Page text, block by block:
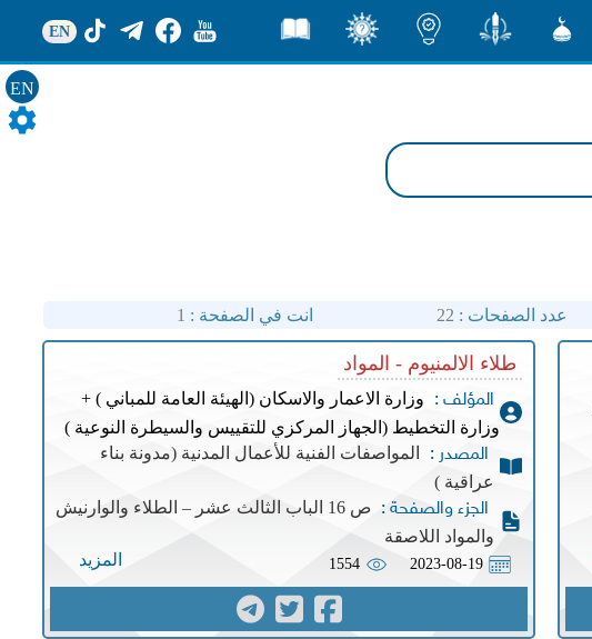
EN
EN
عدد الصفحات : 22 انت في الصفحة : 1
طلاء الالمنيوم - المواد
المؤلف :
وزارة الاعمار والاسكان (الهيئة العامة للمباني ) +
وزارة التخطيط (الجهاز المركزي للتقييس والسيطرة النوعية )
المصدر :
المواصفات الفنية للأعمال المدنية (مدونة بناء
عراقية )
الجزء والصفحة :
ص 16 الباب الثالث عشر – الطلاء والوارنيش
والمواد اللاصقة
2023-08-19
1554 المزيد